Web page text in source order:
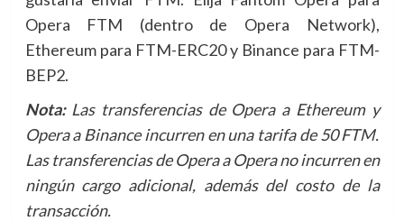
Opera FTM (dentro de Opera Network),
Ethereum para FTM-ERC20 y Binance para FTM-
BEP2.
Nota:Las transferencias de Opera a Ethereum y
Opera a Binance incurren en una tarifa de 50 FTM.
Las transferencias de Opera a Opera no incurren en
ningún cargo adicional, además del costo de la
transacción.